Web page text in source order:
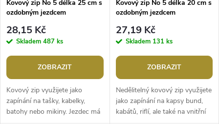
Kovový zip No 5 délka 25 cm s
ozdobným jezdcem
28,15 Kč
Skladem 487 ks
ZOBRAZIT
Kovový zip využijete jako
zapínání na tašky, kabelky,
batohy nebo mikiny. Jezdec má
funkci autolock, která zabraňuje
Kovový zip No 5 délka 20 cm s
ozdobným jezdcem
27,19 Kč
Skladem 131 ks
ZOBRAZIT
Nedělitelný kovový zip využijete
jako zapínání na kapsy bund,
kabátů, riflí, ale také na vnitřní
kapsy tašek, kabelek a batohů.